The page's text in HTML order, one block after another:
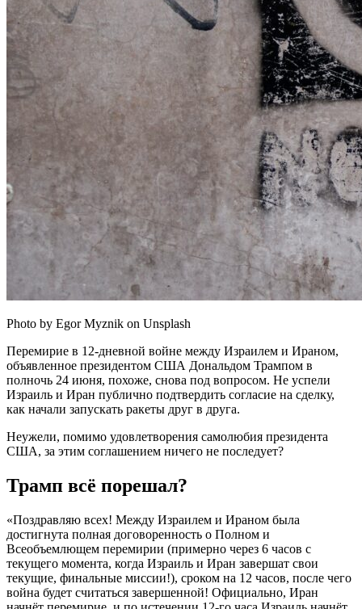
Photo by Egor Myznik on Unsplash
Перемирие в 12-дневной войне между Израилем и Ираном,
объявленное президентом США Дональдом Трампом в
полночь 24 июня, похоже, снова под вопросом. Не успели
Израиль и Иран публично подтвердить согласие на сделку,
как начали запускать ракеты друг в друга.
Неужели, помимо удовлетворения самолюбия президента
США, за этим соглашением ничего не последует?
Трамп всё порешал?
«Поздравляю всех! Между Израилем и Ираном была
достигнута полная договоренность о Полном и
Всеобъемлющем перемирии (примерно через 6 часов с
текущего момента, когда Израиль и Иран завершат свои
текущие, финальные миссии!), сроком на 12 часов, после чего
война будет считаться завершенной! Официально, Иран